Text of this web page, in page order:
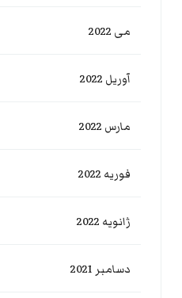
می 2022
آوریل 2022
مارس 2022
فوریه 2022
ژانویه 2022
دسامبر 2021